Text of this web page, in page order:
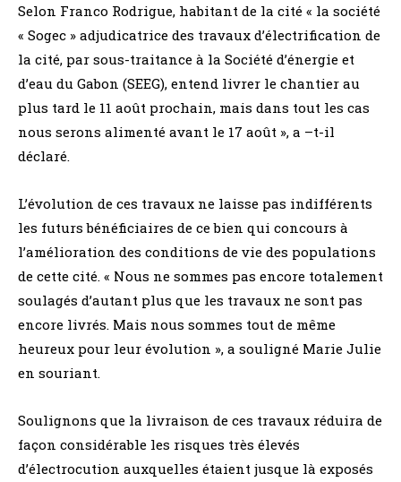
Selon Franco Rodrigue, habitant de la cité « la société
« Sogec » adjudicatrice des travaux d’électrification de
la cité, par sous-traitance à la Société d’énergie et
d’eau du Gabon (SEEG), entend livrer le chantier au
plus tard le 11 août prochain, mais dans tout les cas
nous serons alimenté avant le 17 août », a –t-il
déclaré.
L’évolution de ces travaux ne laisse pas indifférents
les futurs bénéficiaires de ce bien qui concours à
l’amélioration des conditions de vie des populations
de cette cité. « Nous ne sommes pas encore totalement
soulagés d’autant plus que les travaux ne sont pas
encore livrés. Mais nous sommes tout de même
heureux pour leur évolution », a souligné Marie Julie
en souriant.
Soulignons que la livraison de ces travaux réduira de
façon considérable les risques très élevés
d’électrocution auxquelles étaient jusque là exposés